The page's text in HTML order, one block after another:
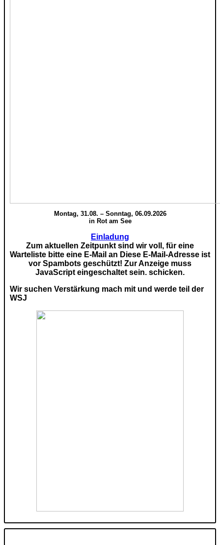
Montag, 31.08. – Sonntag, 06.09.2026
in Rot am See
Einladung
Zum aktuellen Zeitpunkt sind wir voll, für eine
Warteliste bitte eine E-Mail an Diese E-Mail-Adresse ist
vor Spambots geschützt! Zur Anzeige muss
JavaScript eingeschaltet sein. schicken.
Wir suchen Verstärkung mach mit und werde teil der
WSJ